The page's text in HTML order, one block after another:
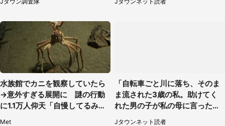
水族館でカニを観察していたら
→意外すぎる展開に 謎の行動
に1.1万人仰天「自慢してるみた
Met
「自転車ごと川に落ち、そのま
ま流された3歳の私。助けてく
れた男の子が私の母に言ったの
は...」（千葉県・20代女性）
Jタウンネット読者